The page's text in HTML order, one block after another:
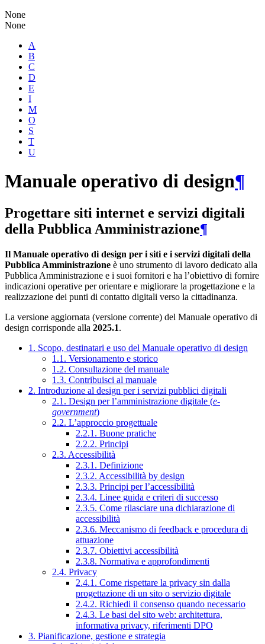
None
None
A
B
C
D
E
I
M
O
S
T
U
Manuale operativo di design¶
Progettare siti internet e servizi digitali
della Pubblica Amministrazione¶
Il Manuale operativo di design per i siti e i servizi digitali della
Pubblica Amministrazione è uno strumento di lavoro dedicato alla
Pubblica Amministrazione e i suoi fornitori e ha l’obiettivo di fornire
indicazioni operative per orientare e migliorare la progettazione e la
realizzazione dei punti di contatto digitali verso la cittadinanza.
La versione aggiornata (versione corrente) del Manuale operativo di
design corrisponde alla 2025.1.
1. Scopo, destinatari e uso del Manuale operativo di design
1.1. Versionamento e storico
1.2. Consultazione del manuale
1.3. Contribuisci al manuale
2. Introduzione al design per i servizi pubblici digitali
2.1. Design per l’amministrazione digitale (e-
government)
2.2. L’approccio progettuale
2.2.1. Buone pratiche
2.2.2. Principi
2.3. Accessibilità
2.3.1. Definizione
2.3.2. Accessibilità by design
2.3.3. Principi per l’accessibilità
2.3.4. Linee guida e criteri di successo
2.3.5. Come rilasciare una dichiarazione di
accessibilità
2.3.6. Meccanismo di feedback e procedura di
attuazione
2.3.7. Obiettivi accessibilità
2.3.8. Normativa e approfondimenti
2.4. Privacy
2.4.1. Come rispettare la privacy sin dalla
progettazione di un sito o servizio digitale
2.4.2. Richiedi il consenso quando necessario
2.4.3. Le basi del sito web: architettura,
informativa privacy, riferimenti DPO
3. Pianificazione, gestione e strategia